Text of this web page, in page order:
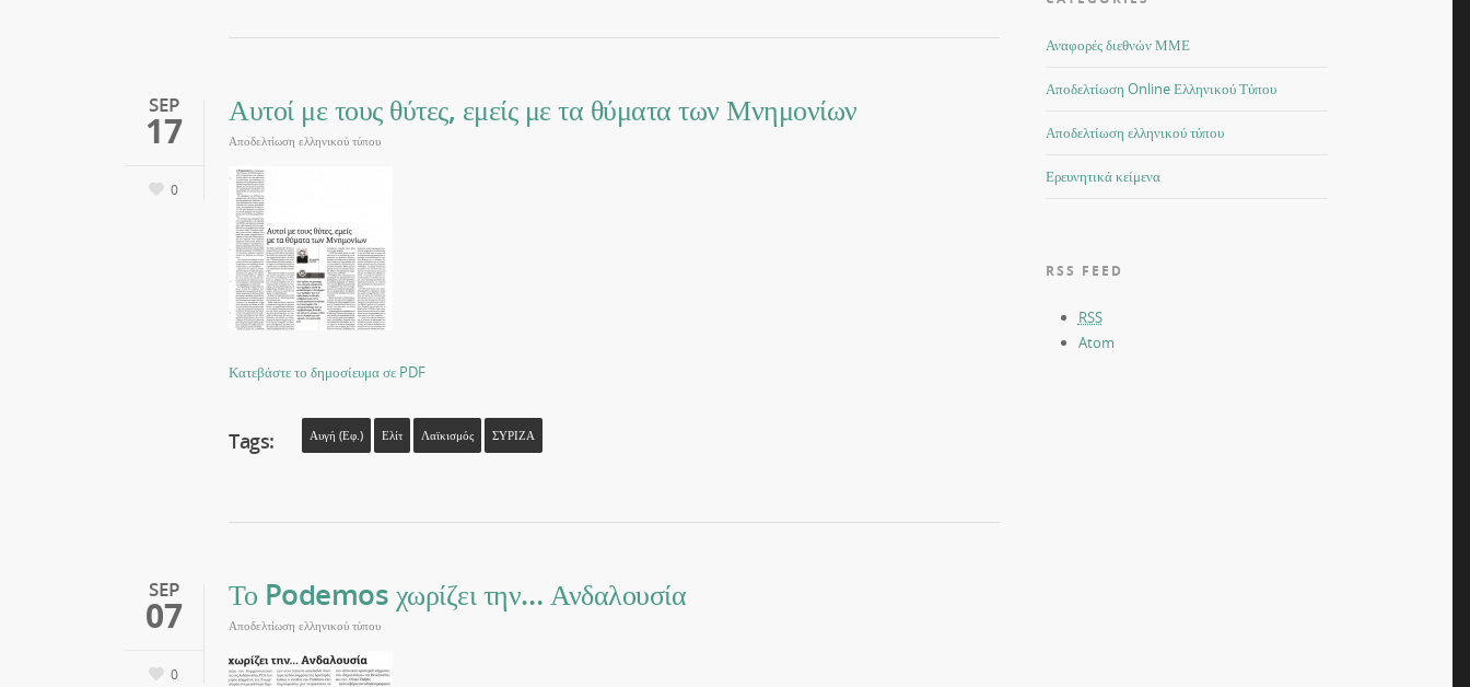
SEP
17
0
Αυτοί με τους θύτες, εμείς με τα θύματα των Μνημονίων
Αποδελτίωση ελληνικού τύπου
Κατεβάστε το δημοσίευμα σε PDF
Tags: Αυγή (εφ.) Ελίτ Λαϊκισμός ΣΥΡΙΖΑ
SEP
07
0
Το Podemos χωρίζει την… Ανδαλουσία
Αποδελτίωση ελληνικού τύπου
Αναφορές διεθνών ΜΜΕ
Αποδελτίωση Online Ελληνικού Τύπου
Αποδελτίωση ελληνικού τύπου
Ερευνητικά κείμενα
RSS FEED
RSS
Atom